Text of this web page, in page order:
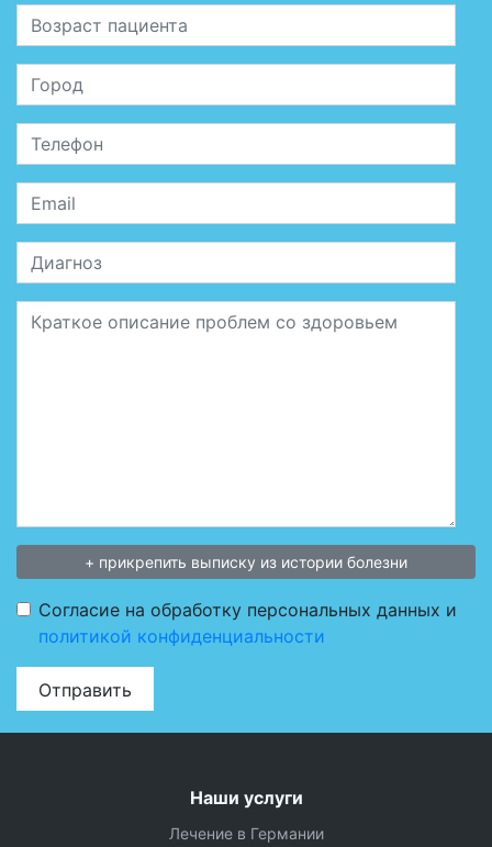
Возраст пациента
Место жительства
Телефон
Email
Диагноз
Сообщение
+ прикрепить выписку из истории болезни
Согласие на обработку персональных данных и
политикой конфиденциальности
Отправить
Наши услуги
Лечение в Германии